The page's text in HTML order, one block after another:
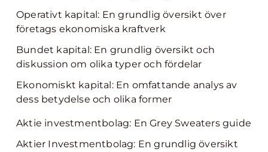
Operativt kapital: En grundlig översikt över
företags ekonomiska kraftverk
Bundet kapital: En grundlig översikt och
diskussion om olika typer och fördelar
Ekonomiskt kapital: En omfattande analys av
dess betydelse och olika former
Aktie investmentbolag: En Grey Sweaters guide
Aktier Investmentbolag: En grundlig översikt